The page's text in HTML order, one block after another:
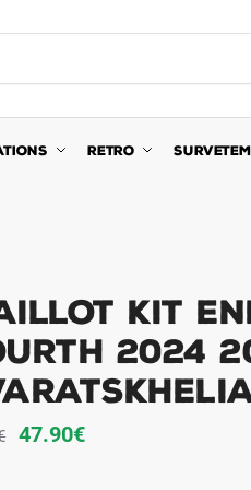
RETRO
Kit
2024
Le
47.90€Le